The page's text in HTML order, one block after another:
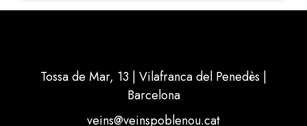
Tossa de Mar, 13 | Vilafranca del Penedès |
Barcelona
veins@veinspoblenou.cat